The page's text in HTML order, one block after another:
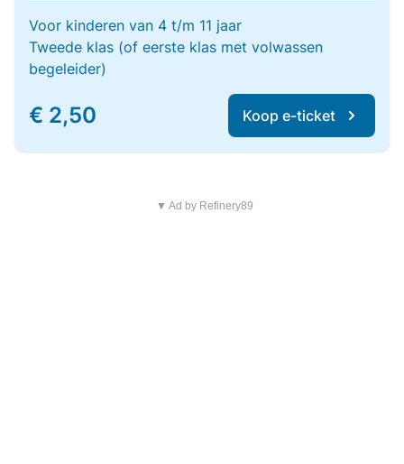
Voor kinderen van 4 t/m 11 jaar
Tweede klas (of eerste klas met volwassen
begeleider)
€ 2,50 Koop e-ticket
▼ Ad by Refinery89